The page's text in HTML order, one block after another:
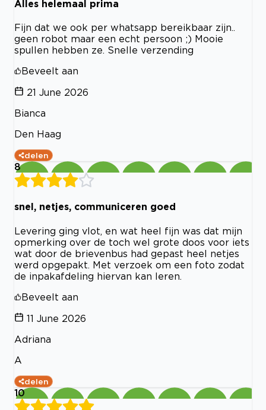
Alles helemaal prima
Fijn dat we ook per whatsapp bereikbaar zijn..
geen robot maar een echt persoon ;) Mooie
spullen hebben ze. Snelle verzending
Beveelt aan
21 June 2026
Bianca
Den Haag
delen
8
snel, netjes, communiceren goed
Levering ging vlot, en wat heel fijn was dat mijn
opmerking over de toch wel grote doos voor iets
wat door de brievenbus had gepast heel netjes
werd opgepakt. Met verzoek om een foto zodat
de inpakafdeling hiervan kan leren.
Beveelt aan
11 June 2026
Adriana
A
delen
10